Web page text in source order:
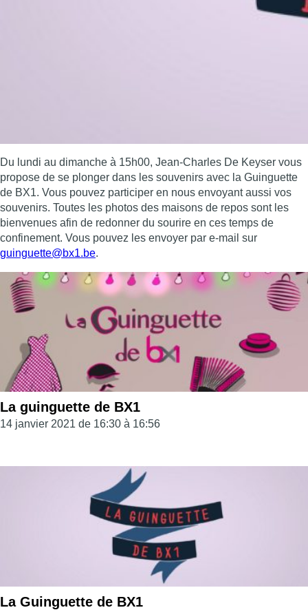
Du lundi au dimanche à 15h00, Jean-Charles De Keyser vous
propose de se plonger dans les souvenirs avec la Guinguette
de BX1. Vous pouvez participer en nous envoyant aussi vos
souvenirs. Toutes les photos des maisons de repos sont les
bienvenues afin de redonner du sourire en ces temps de
confinement. Vous pouvez les envoyer par e-mail sur
guinguette@bx1.be.
La guinguette de BX1
14 janvier 2021 de 16:30 à 16:56
La Guinguette de BX1